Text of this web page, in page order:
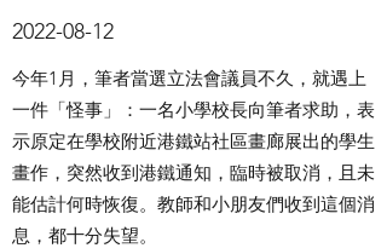
2022-08-12
今年1月，筆者當選立法會議員不久，就遇上
一件「怪事」：一名小學校長向筆者求助，表
示原定在學校附近港鐵站社區畫廊展出的學生
畫作，突然收到港鐵通知，臨時被取消，且未
能估計何時恢復。教師和小朋友們收到這個消
息，都十分失望。